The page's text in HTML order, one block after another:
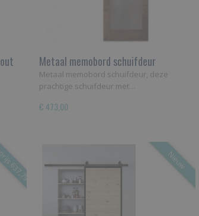
Metaal memobord schuifdeur
Metaal memobord schuifdeur, deze
prachtige schuifdeur met…
€ 473,00
637,79 Nieuw